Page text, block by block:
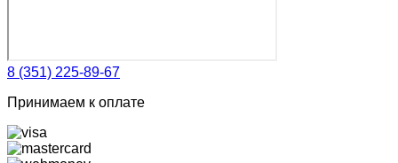
8 (351) 225-89-67
Принимаем к оплате